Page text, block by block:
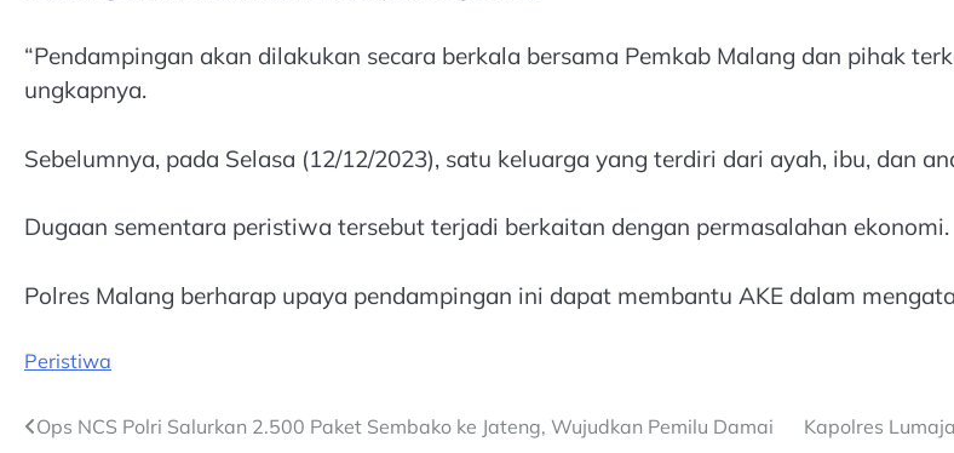
“Pendampingan akan dilakukan secara berkala bersama Pemkab Malang dan pihak
ungkapnya.
Sebelumnya, pada Selasa (12/12/2023), satu keluarga yang terdiri dari ayah, ibu, dan
Dugaan sementara peristiwa tersebut terjadi berkaitan dengan permasalahan ekonomi.
Polres Malang berharap upaya pendampingan ini dapat membantu AKE dalam
Peristiwa
Post
Ops NCS Polri Salurkan 2.500 Paket Sembako ke Jateng, Wujudkan Pemilu Damai Kapolres